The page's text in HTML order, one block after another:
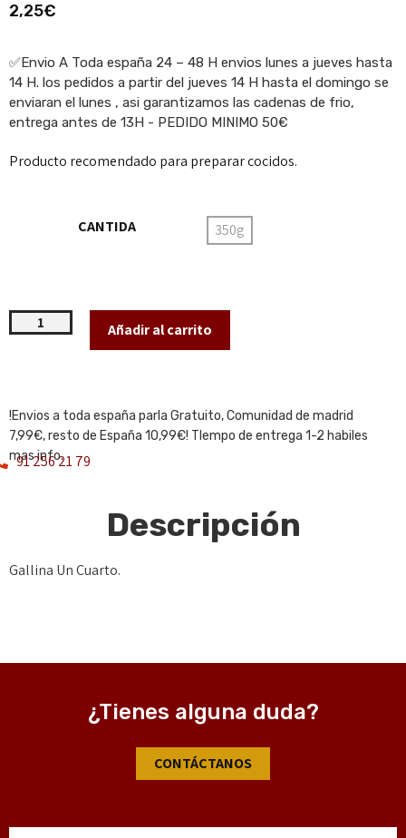
2,25€
✅Envio A Toda españa 24 – 48 H envios lunes a jueves hasta
14 H. los pedidos a partir del jueves 14 H hasta el domingo se
enviaran el lunes , asi garantizamos las cadenas de frio,
entrega antes de 13H - PEDIDO MINIMO 50€
Producto recomendado para preparar cocidos.
CANTIDA 350g
Añadir al carrito
!Envios a toda españa parla Gratuito, Comunidad de madrid
7,99€, resto de España 10,99€! TIempo de entrega 1-2 habiles
mas info.
91 256 21 79
Descripción
Gallina Un Cuarto.
¿Tienes alguna duda?
CONTÁCTANOS